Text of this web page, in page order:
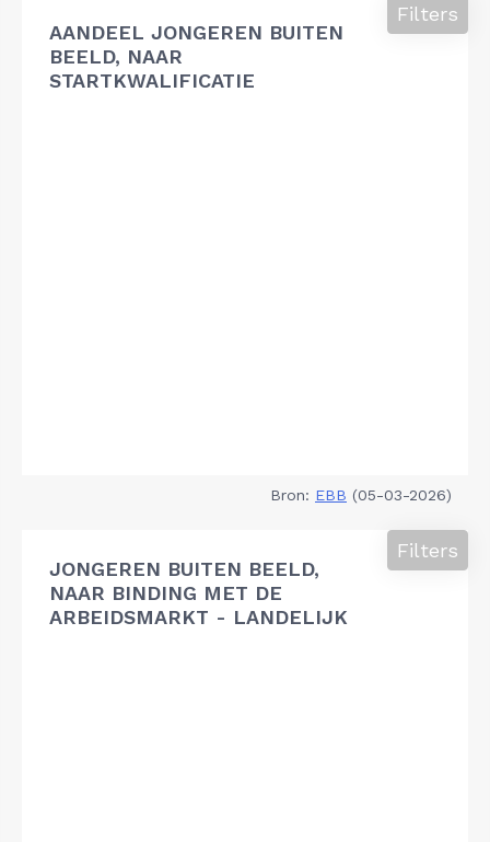
AANDEEL JONGEREN BUITEN
BEELD, NAAR
STARTKWALIFICATIE
Filters
Bron: EBB (05-03-2026)
JONGEREN BUITEN BEELD,
NAAR BINDING MET DE
ARBEIDSMARKT - LANDELIJK
Filters